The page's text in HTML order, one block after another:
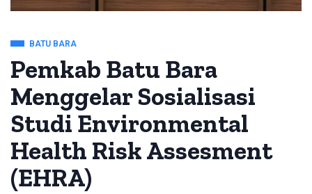
BATU BARA
Pemkab Batu Bara
Menggelar Sosialisasi
Studi Environmental
Health Risk Assesment
(EHRA)